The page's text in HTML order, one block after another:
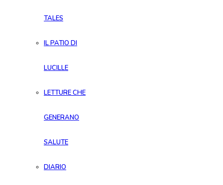
TALES
IL PATIO DI
LUCILLE
LETTURE CHE
GENERANO
SALUTE
DIARIO